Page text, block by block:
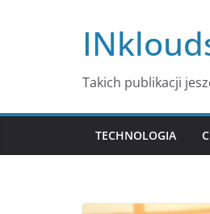
Takich publikacji
TECHNOLOGIA